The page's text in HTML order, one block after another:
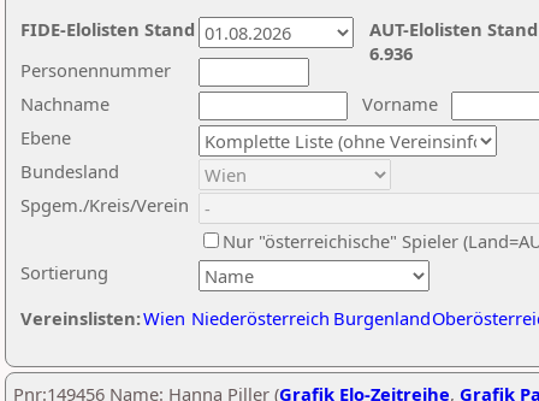
Nachname
Vorname
Ebene
Sortierung
Personennummer
Bundesland
Spgem./Kreis/Verein
Nur "österreichische" Spieler
Vereinslisten:Wien Niederösterreich Burgenland
AUT-Elolisten
6.936
FIDE-Elolisten Stand
Pnr:149456 Name: Hanna Piller (Grafik Elo-Zeitreihe, Grafik